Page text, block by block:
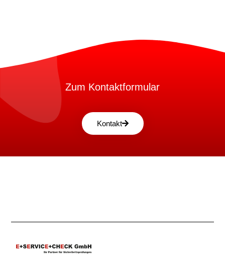
Zum Kontaktformular
Kontakt